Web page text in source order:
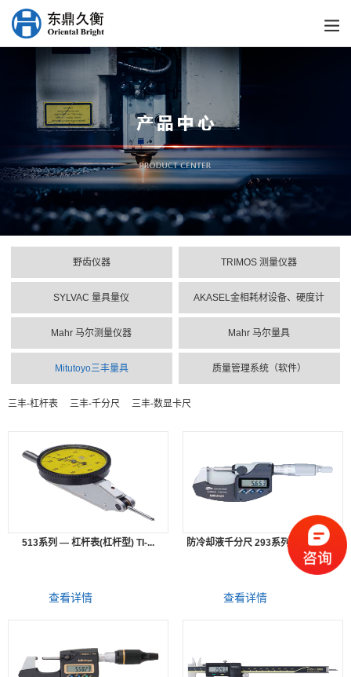
野齿仪器 TRIMOS 测量仪器
SYLVAC 量具量仪 AKASEL金相耗材设备、硬度计
Mahr 马尔测量仪器 Mahr 马尔量具
Mitutoyo三丰量具 质量管理系统（软件）
三丰-杠杆表 三丰-千分尺 三丰-数显卡尺
513系列 — 杠杆表(杠杆型) TI-...
查看详情
防冷却液千分尺 293系列 MDC-MX...
查看详情